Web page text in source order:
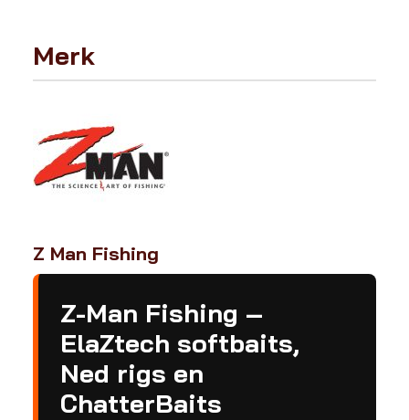
Merk
Z Man Fishing
Z-Man Fishing –
ElaZtech softbaits,
Ned rigs en
ChatterBaits